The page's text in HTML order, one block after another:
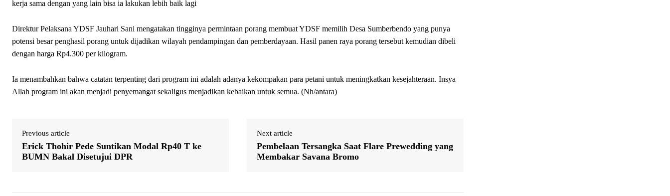
kerja sama dengan yang lain bisa ia lakukan lebih baik lagi
Direktur Pelaksana YDSF Jauhari Sani mengatakan tingginya permintaan porang membuat YDSF memilih Desa Sumberbendo yang punya
potensi besar penghasil porang untuk dijadikan wilayah pendampingan dan pemberdayaan. Hasil panen raya porang tersebut kemudian dibeli
dengan harga Rp4.300 per kilogram.
Ia menambahkan bahwa catatan terpenting dari program ini adalah adanya kekompakan para petani untuk meningkatkan kesejahteraan. Insya
Allah program ini akan menjadi penyemangat sekaligus menjadikan kebaikan untuk semua. (Nh/antara)
Previous article
Erick Thohir Pede Suntikan Modal Rp40 T ke
BUMN Bakal Disetujui DPR
Next article
Pembelaan Tersangka Saat Flare Prewedding yang
Membakar Savana Bromo